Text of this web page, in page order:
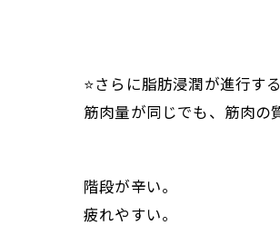
⭐️さらに脂肪浸潤が進行す
筋肉量が同じでも、筋肉の
階段が辛い。
疲れやすい。